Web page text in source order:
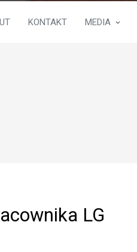
KONTAKT MEDIA
LG